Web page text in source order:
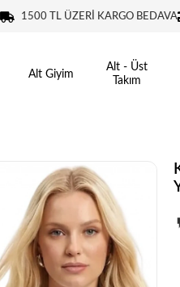
1500 TL ÜZERİ KARGO BEDAVA
Alt Giyim
Alt - Üst
Takım